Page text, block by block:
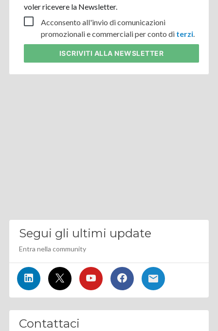
voler ricevere la Newsletter.
Acconsento all'invio di comunicazioni
promozionali e commerciali per conto di terzi.
ISCRIVITI ALLA NEWSLETTER
Segui gli ultimi update
Entra nella community
Contattaci